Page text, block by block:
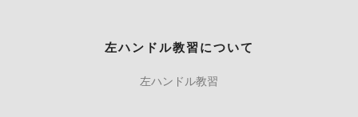
左ハンドル教習について
左ハンドル教習